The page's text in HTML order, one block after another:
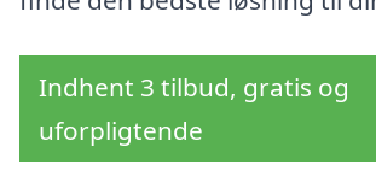
Indhent 3 tilbud, gratis og
uforpligtende